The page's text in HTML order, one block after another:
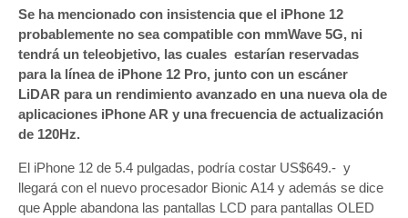
Se ha mencionado con insistencia que el iPhone 12
probablemente no sea compatible con mmWave 5G, ni
tendrá un teleobjetivo, las cuales estarían reservadas
para la línea de iPhone 12 Pro, junto con un escáner
LiDAR para un rendimiento avanzado en una nueva ola de
aplicaciones iPhone AR y una frecuencia de actualización
de 120Hz.
El iPhone 12 de 5.4 pulgadas, podría costar US$649.- y
llegará con el nuevo procesador Bionic A14 y además se dice
que Apple abandona las pantallas LCD para pantallas OLED